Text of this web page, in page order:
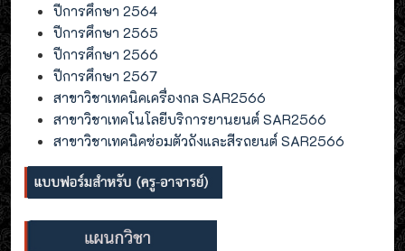
ปีการศึกษา 2564
ปีการศึกษา 2565
ปีการศึกษา 2566
ปีการศึกษา 2567
สาขาวิชาเทคนิคเครื่องกล SAR2566
สาขาวิชาเทคโนโลยีบริการยานยนต์ SAR2566
สาขาวิชาเทคนิคซ่อมตัวถังและสีรถยนต์ SAR2566